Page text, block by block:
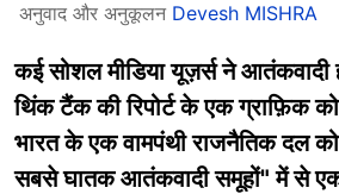
अनुवाद और अनुकूलन Devesh MISHRA
कई सोशल मीडिया यूज़र्स ने आतंकवादी
थिंक टैंक की रिपोर्ट के एक ग्राफ़िक
भारत के एक वामपंथी राजनैतिक दल
सबसे घातक आतंकवादी समूहों" में से